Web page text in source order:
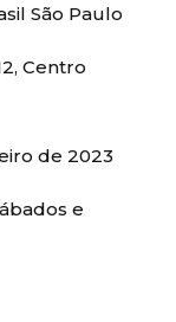
São Paulo
Centro
de 2023
e